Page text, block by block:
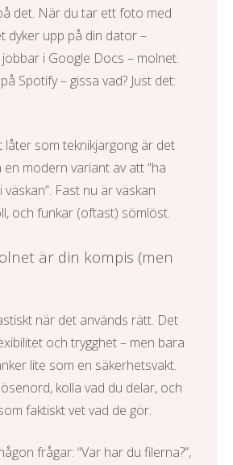
det. När du tar ett foto med
dyker upp på din dator –
i Google Docs – molnet.
Spotify – gissa vad? Just det:
låter som teknikjargong är det
modern variant av att “ha
Fast nu är väskan
och funkar (oftast) sömlöst.
är din kompis (men
när det används rätt. Det
och trygghet – men bara
lite som en säkerhetsvakt.
kolla vad du delar, och
faktiskt vet vad de gör.
frågar: “Var har du filerna?”,